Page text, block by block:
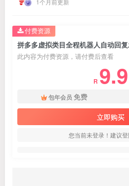
此内容为付费资源，请付费后查看
R 9.9
包年会员 免费
立即购买
您当前未登录！建议
付费资源